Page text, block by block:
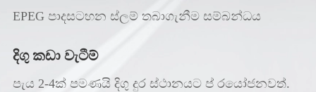
EPEG පාදසටහන ස්ලම් තබාගැනීම සම්බන්ධය
දිගු කඩා වැටීම්
පැය 2-4ක් පමණයි දිගු දුර ස්ථානයට ප් රයෝජනවත්.